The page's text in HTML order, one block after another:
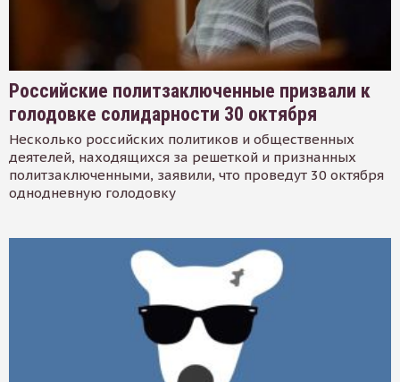
Российские политзаключенные призвали к
голодовке солидарности 30 октября
Несколько российских политиков и общественных
деятелей, находящихся за решеткой и признанных
политзаключенными, заявили, что проведут 30 октября
однодневную голодовку